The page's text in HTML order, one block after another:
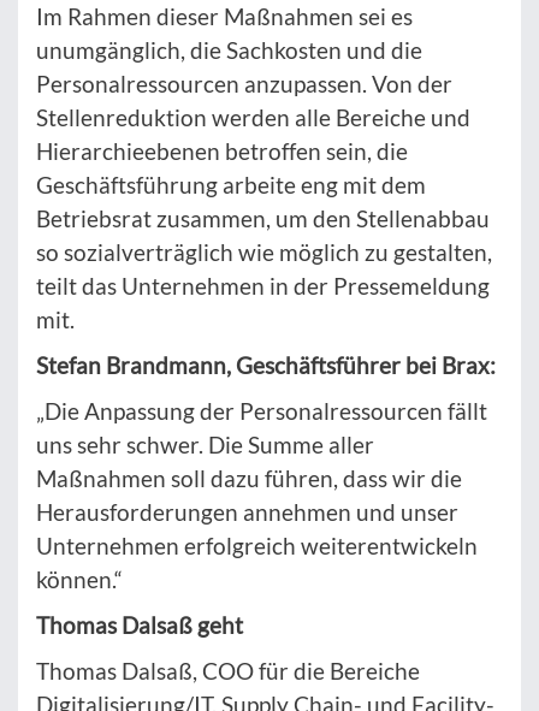
Im Rahmen dieser Maßnahmen sei es
unumgänglich, die Sachkosten und die
Personalressourcen anzupassen. Von der
Stellenreduktion werden alle Bereiche und
Hierarchieebenen betroffen sein, die
Geschäftsführung arbeite eng mit dem
Betriebsrat zusammen, um den Stellenabbau
so sozialverträglich wie möglich zu gestalten,
teilt das Unternehmen in der Pressemeldung
mit.
Stefan Brandmann, Geschäftsführer bei Brax:
„Die Anpassung der Personalressourcen fällt
uns sehr schwer. Die Summe aller
Maßnahmen soll dazu führen, dass wir die
Herausforderungen annehmen und unser
Unternehmen erfolgreich weiterentwickeln
können.“
Thomas Dalsaß geht
Thomas Dalsaß, COO für die Bereiche
Digitalisierung/IT, Supply Chain- und Facility-